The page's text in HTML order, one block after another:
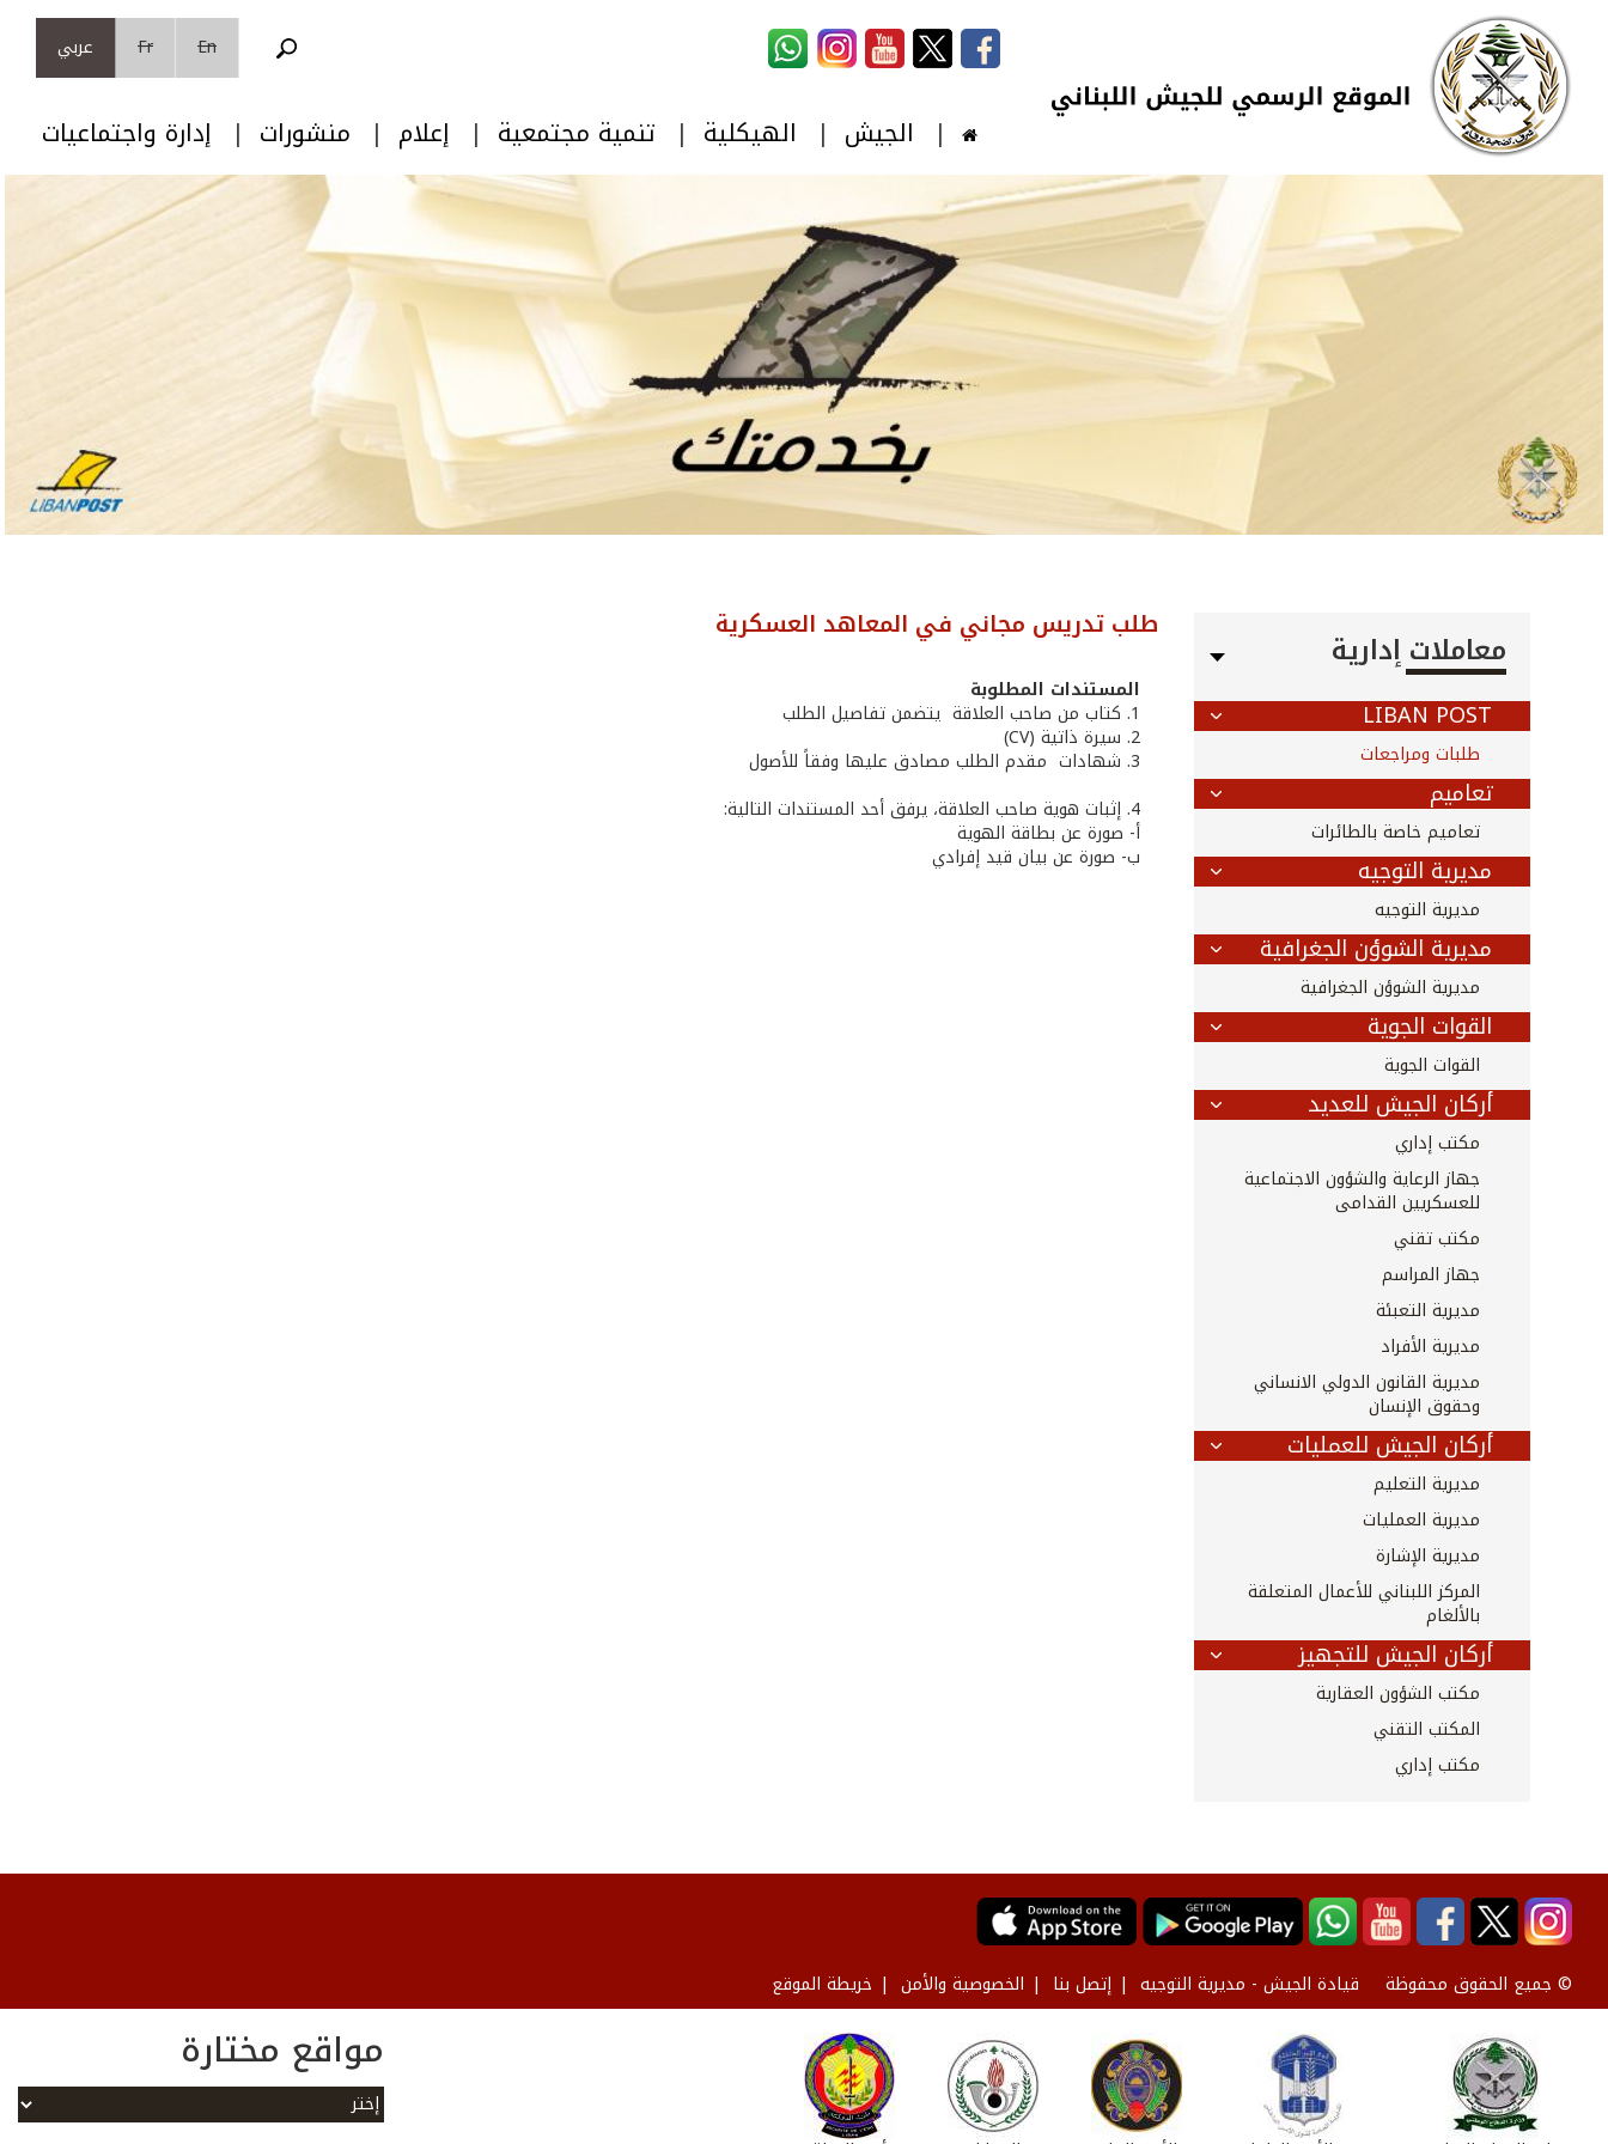
تجاوز إلى المحتوى الرئيسي
Skip to navigation
En
Fr عربي
الجيش الهيكلية تنمية مجتمعية إعلام منشورات إدارة واجتماعيات
معاملات إدارية
LIBAN POST
طلبات ومراجعات
تعاميم
تعاميم خاصة بالطائرات
مديرية التوجيه
مديرية التوجيه
مديرية الشوؤن الجغرافية
مديرية الشوؤن الجغرافية
القوات الجوية
القوات الجوية
أركان الجيش للعديد
مكتب إداري
جهاز الرعاية والشؤون الاجتماعية
للعسكريين القدامى
مكتب تقني
جهاز المراسم
مديرية التعبئة
مديرية الأفراد
مديرية القانون الدولي الانساني
وحقوق الإنسان
أركان الجيش للعمليات
مديرية التعليم
مديرية العمليات
مديرية الإشارة
المركز اللبناني للأعمال المتعلقة
بالألغام
أركان الجيش للتجهيز
مكتب الشؤون العقارية
المكتب التقني
مكتب إداري
طلب تدريس مجاني في المعاهد العسكرية
المستندات المطلوبة
1. كتاب من صاحب العلاقة يتضمن تفاصيل الطلب
2. سيرة ذاتية (CV)
3. شهادات مقدم الطلب مصادق عليها وفقاً للأصول
4. إثبات هوية صاحب العلاقة، يرفق أحد المستندات التالية:
أ- صورة عن بطاقة الهوية
ب‌- صورة عن بيان قيد إفرادي
© جميع الحقوق محفوظة قيادة الجيش - مديرية التوجيه إتصل بنا الخصوصية والأمن خريطة الموقع
مواقع مختارة